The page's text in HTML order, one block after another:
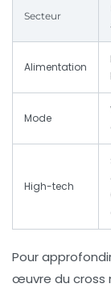
Secteur
Alimentation
Mode
High-tech
Pour
œuvre du cross